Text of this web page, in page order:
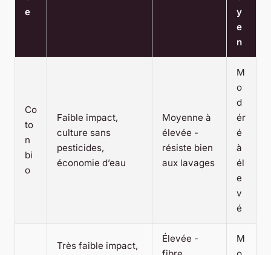
e
y
e
n
Co
to
n
bi
o
Faible impact,
culture sans
pesticides,
économie d’eau
Moyenne à
élevée -
résiste bien
aux lavages
M
o
d
ér
é
à
él
e
v
é
Très faible impact,
Élevée -
M